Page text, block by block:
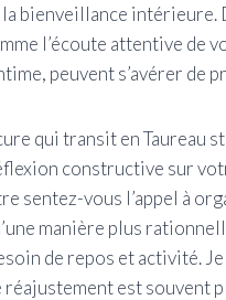
bienveillance intérieure.
l’écoute attentive de
peuvent s’avérer de
qui transit en Taureau
constructive sur
sentez-vous l’appel à
manière plus
de repos et activité. Je
réajustement est souvent